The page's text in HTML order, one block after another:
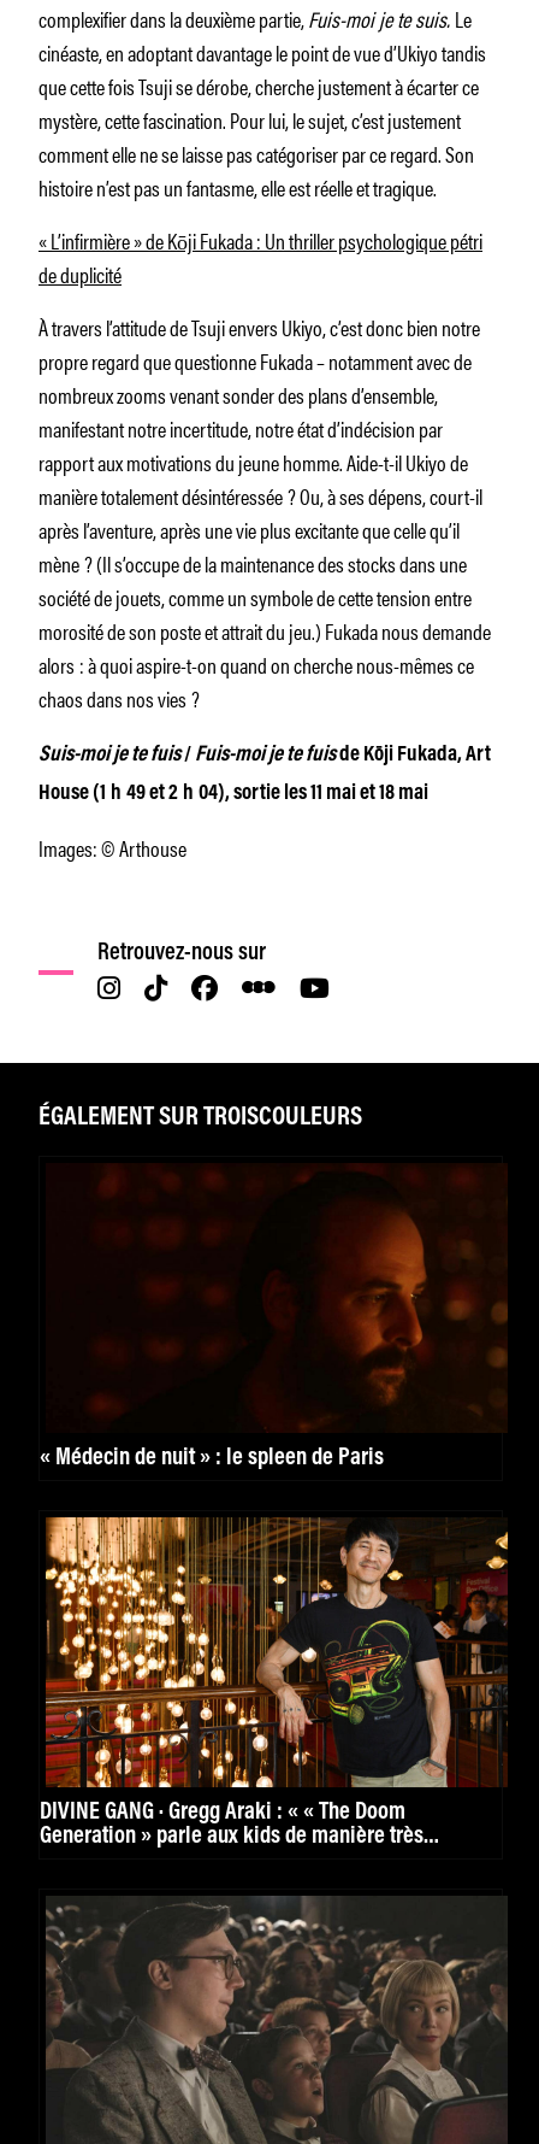
complexifier dans la deuxième partie,Fuis-moi je te suis.Le
cinéaste, en adoptant davantage le point de vue d’Ukiyo tandis
que cette fois Tsuji se dérobe, cherche justement à écarter ce
mystère, cette fascination. Pour lui, le sujet, c’est justement
comment elle ne se laisse pas catégoriser par ce regard. Son
histoire n’est pas un fantasme, elle est réelle et tragique.
« L’infirmière » de Kōji Fukada : Un thriller psychologique pétri
de duplicité
À travers l’attitude de Tsuji envers Ukiyo, c’est donc bien notre
propre regard que questionne Fukada – notamment avec de
nombreux zooms venant sonder des plans d’ensemble,
manifestant notre incertitude, notre état d’indécision par
rapport aux motivations du jeune homme. Aide-t-il Ukiyo de
manière totalement désintéressée ? Ou, à ses dépens, court-il
après l’aventure, après une vie plus excitante que celle qu’il
mène ? (Il s’occupe de la maintenance des stocks dans une
société de jouets, comme un symbole de cette tension entre
morosité de son poste et attrait du jeu.) Fukada nous demande
alors : à quoi aspire-t-on quand on cherche nous-mêmes ce
chaos dans nos vies ?
Suis-moi je te fuis/ Fuis-moi je te fuisde Kōji Fukada, Art
House (1 h 49 et 2 h 04), sortie les 11 mai et 18 mai
Images: © Arthouse
Retrouvez-nous sur
ÉGALEMENT SUR TROISCOULEURS
« Médecin de nuit » : le spleen de Paris
DIVINE GANG · Gregg Araki : « « The Doom
Generation » parle aux kids de manière très